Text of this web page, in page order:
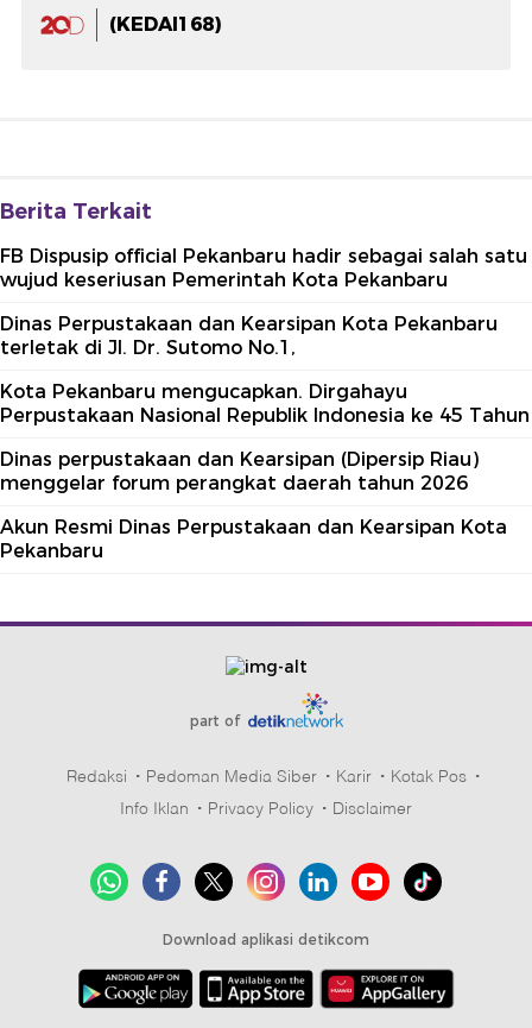
(KEDAI168)
Berita Terkait
FB Dispusip official Pekanbaru hadir sebagai salah satu
wujud keseriusan Pemerintah Kota Pekanbaru
Dinas Perpustakaan dan Kearsipan Kota Pekanbaru
terletak di Jl. Dr. Sutomo No.1,
Kota Pekanbaru mengucapkan. Dirgahayu
Perpustakaan Nasional Republik Indonesia ke 45 Tahun
Dinas perpustakaan dan Kearsipan (Dipersip Riau)
menggelar forum perangkat daerah tahun 2026
Akun Resmi Dinas Perpustakaan dan Kearsipan Kota
Pekanbaru
part of
Redaksi Pedoman Media Siber Karir
Kotak Pos
Info Iklan
Privacy Policy Disclaimer
Download aplikasi detikcom